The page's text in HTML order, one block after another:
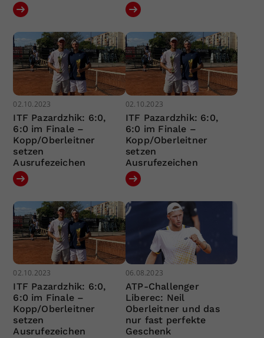
02.10.2023
ITF Pazardzhik: 6:0,
6:0 im Finale –
Kopp/Oberleitner
setzen
Ausrufezeichen
02.10.2023
ITF Pazardzhik: 6:0,
6:0 im Finale –
Kopp/Oberleitner
setzen
Ausrufezeichen
02.10.2023
ITF Pazardzhik: 6:0,
6:0 im Finale –
Kopp/Oberleitner
setzen
Ausrufezeichen
06.08.2023
ATP-Challenger
Liberec: Neil
Oberleitner und das
nur fast perfekte
Geschenk